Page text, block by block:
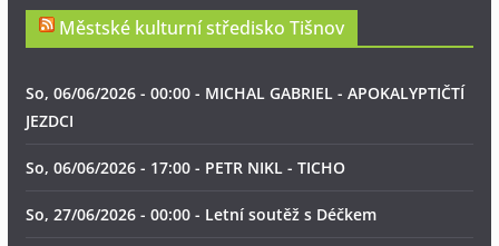
Městské kulturní středisko Tišnov
So, 06/06/2026 - 00:00 - MICHAL GABRIEL - APOKALYPTIČTÍ
JEZDCI
So, 06/06/2026 - 17:00 - PETR NIKL - TICHO
So, 27/06/2026 - 00:00 - Letní soutěž s Déčkem